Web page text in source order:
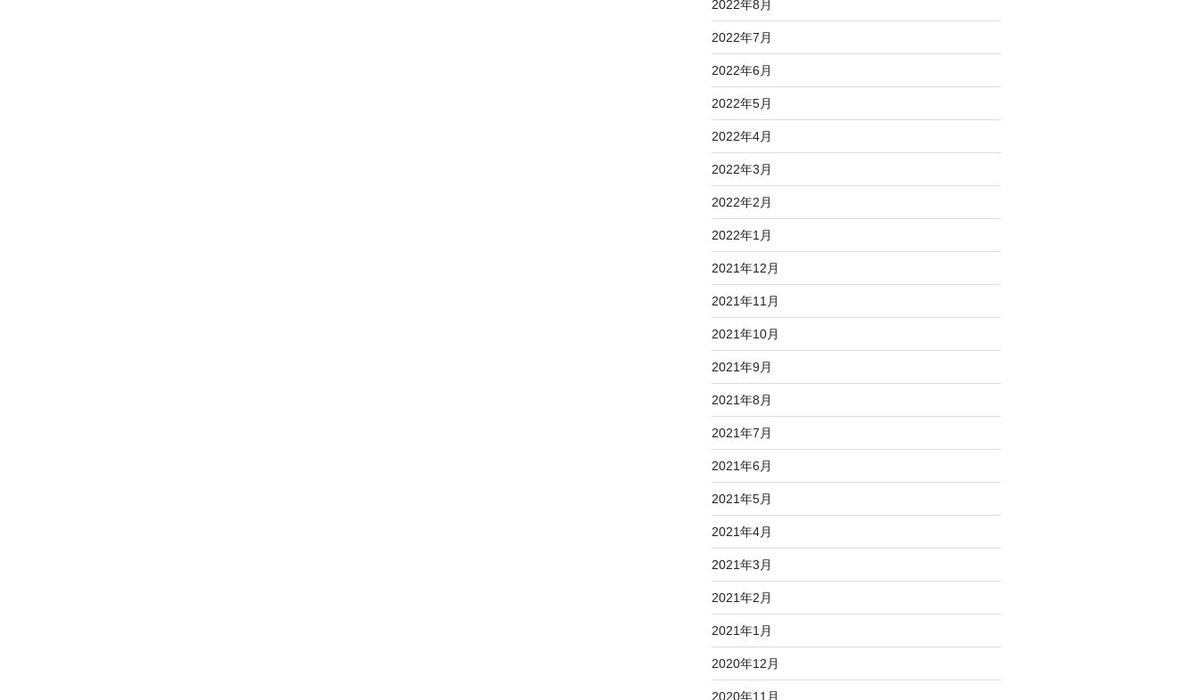
2022年8月
2022年7月
2022年6月
2022年5月
2022年4月
2022年3月
2022年2月
2022年1月
2021年12月
2021年11月
2021年10月
2021年9月
2021年8月
2021年7月
2021年6月
2021年5月
2021年4月
2021年3月
2021年2月
2021年1月
2020年12月
2020年11月